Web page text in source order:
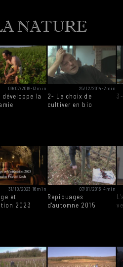
NATURE
09/07/2019-13min
développe la
25/12/2014-2min
2- Le choix de
cultiver en bio
31/10/2023-16min
et
2023
07/01/2016-4min
Repiquages
d'automne 2015